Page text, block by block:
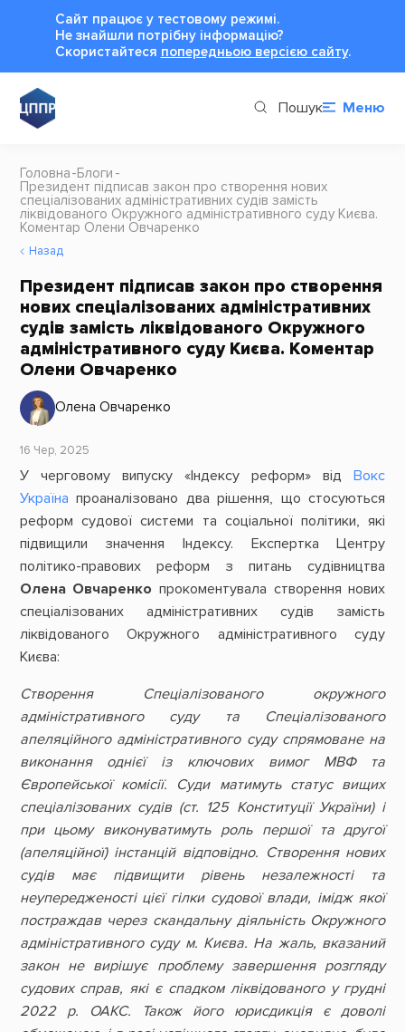
Сайт працює у тестовому режимі.
Не знайшли потрібну інформацію?
Cкористайтеся попередньою версією сайту.
Пошук Меню
Головна Блоги
Президент підписав закон про створення нових
спеціалізованих адміністративних судів замість
ліквідованого Окружного адміністративного суду Києва.
Коментар Олени Овчаренко
Назад
Президент підписав закон про створення
нових спеціалізованих адміністративних
судів замість ліквідованого Окружного
адміністративного суду Києва. Коментар
Олени Овчаренко
Олена Овчаренко
16 Чер, 2025
У черговому випуску «Індексу реформ» відВокс
Українапроаналізовано два рішення, що стосуються
реформ судової системи та соціальної політики, які
підвищили значення Індексу. Експертка Центру
політико-правових реформ з питань судівництва
Олена Овчаренко прокоментувала створення нових
спеціалізованих адміністративних судів замість
ліквідованого Окружного адміністративного суду
Києва:
Створення Спеціалізованого окружного
адміністративного суду та Спеціалізованого
апеляційного адміністративного суду спрямоване на
виконання однієї із ключових вимог МВФ та
Європейської комісії. Суди матимуть статус вищих
спеціалізованих судів (ст. 125 Конституції України) і
при цьому виконуватимуть роль першої та другої
(апеляційної) інстанцій відповідно. Створення нових
судів має підвищити рівень незалежності та
неупередженості цієї гілки судової влади, імідж якої
постраждав через скандальну діяльність Окружного
адміністративного суду м. Києва. На жаль, вказаний
закон не вирішує проблему завершення розгляду
судових справ, які є спадком ліквідованого у грудні
2022 р. ОАКС. Також його юрисдикція є доволі